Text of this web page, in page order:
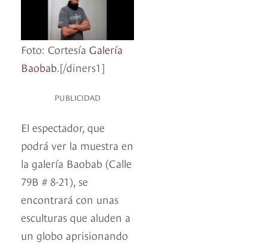
Foto: Cortesía Galería
Baobab .[/diners1]
PUBLICIDAD
El espectador, que
podrá ver la muestra en
la galería Baobab (Calle
79B # 8-21), se
encontrará con unas
esculturas que aluden a
un globo aprisionando